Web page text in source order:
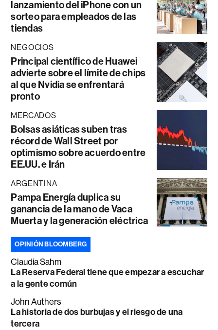
lanzamiento del iPhone con un
sorteo para empleados de las
tiendas
NEGOCIOS
Principal científico de Huawei
advierte sobre el límite de chips
al que Nvidia se enfrentará
pronto
MERCADOS
Bolsas asiáticas suben tras
récord de Wall Street por
optimismo sobre acuerdo entre
EE.UU. e Irán
ARGENTINA
Pampa Energía duplica su
ganancia de la mano de Vaca
Muerta y la generación eléctrica
OPINIÓN BLOOMBERG
Claudia Sahm
La Reserva Federal tiene que empezar a escuchar
a la gente común
John Authers
La historia de dos burbujas y el riesgo de una
tercera